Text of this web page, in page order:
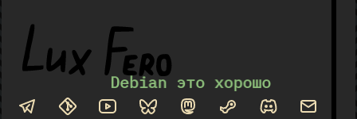
Debian это хорошо